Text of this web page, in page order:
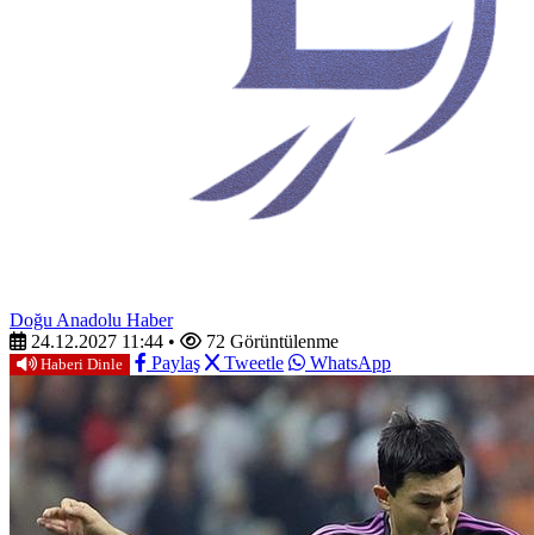
Doğu Anadolu Haber
24.12.2027 11:44 • 72 Görüntülenme
Haberi Dinle Paylaş Tweetle WhatsApp